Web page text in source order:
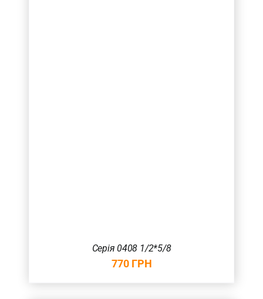
Серія 0408 1/2*5/8
770 ГРН